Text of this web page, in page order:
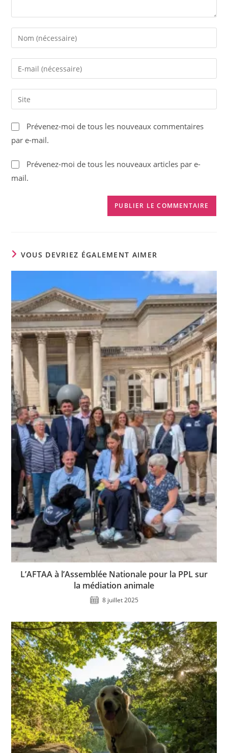
Enter
your
name
comment
Enter
your
email
address
comment
Saisir
l’URL
de
votre
site
(facultatif)
Prévenez-moi de tous les nouveaux commentaires
par e-mail.
Prévenez-moi de tous les nouveaux articles par e-
mail.
VOUS DEVRIEZ ÉGALEMENT AIMER
L’AFTAA à l’Assemblée Nationale pour la PPL sur
la médiation animale
8 juillet 2025